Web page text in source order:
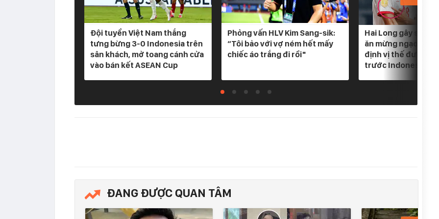
Đội tuyển Việt Nam thắng
tưng bừng 3-0 Indonesia trên
sân khách, mở toang cánh cửa
vào bán kết ASEAN Cup
Phỏng vấn HLV Kim Sang-sik:
“Tôi bảo với vợ ném hết mấy
chiếc áo trắng đi rồi"
Hai Long gây sốt khi
ăn mừng ngạo
định vị thế đương
trước Indonesia
ĐANG ĐƯỢC QUAN TÂM